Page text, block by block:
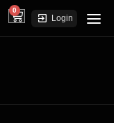
0
cart Login